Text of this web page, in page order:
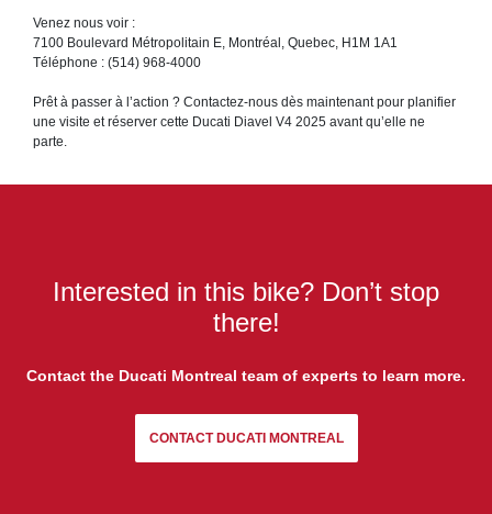
Venez nous voir :
7100 Boulevard Métropolitain E, Montréal, Quebec, H1M 1A1
Téléphone : (514) 968-4000
Prêt à passer à l’action ? Contactez-nous dès maintenant pour planifier
une visite et réserver cette Ducati Diavel V4 2025 avant qu’elle ne
parte.
Interested in this bike? Don’t stop
there!
Contact the Ducati Montreal team of experts to learn more.
CONTACT DUCATI MONTREAL